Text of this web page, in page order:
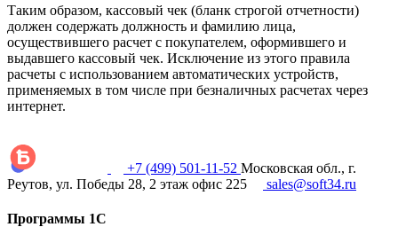
Таким образом, кассовый чек (бланк строгой отчетности)
должен содержать должность и фамилию лица,
осуществившего расчет с покупателем, оформившего и
выдавшего кассовый чек. Исключение из этого правила
расчеты с использованием автоматических устройств,
применяемых в том числе при безналичных расчетах через
интернет.
+7 (499) 501-11-52 Московская обл., г.
Реутов, ул. Победы 28, 2 этаж офис 225
sales@soft34.ru
Программы 1С